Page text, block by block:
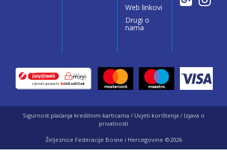
Web linkovi
Drugi o
nama
Sigurnost plaćanja kreditnim karticama / Uvjeti korištenja / Izjava o
privatnosti
Željeznice Federacije Bosne i Hercegovine ©2026